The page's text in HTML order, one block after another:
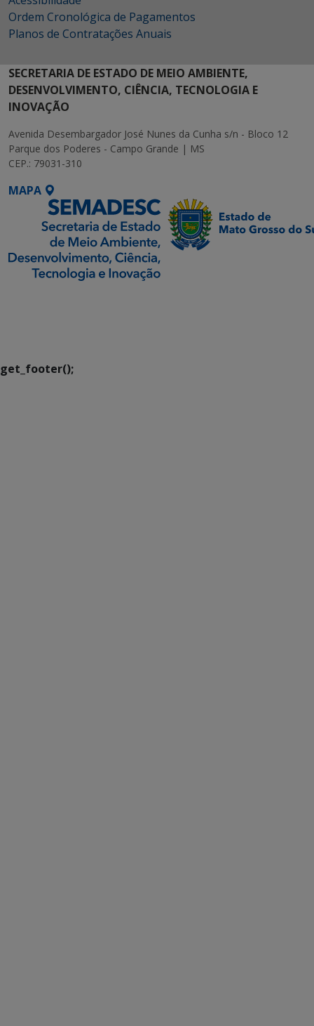
Ordem Cronológica de Pagamentos
Planos de Contratações Anuais
SECRETARIA DE ESTADO DE MEIO AMBIENTE,
DESENVOLVIMENTO, CIÊNCIA, TECNOLOGIA E
INOVAÇÃO
Avenida Desembargador José Nunes da Cunha s/n - Bloco 12
Parque dos Poderes - Campo Grande | MS
CEP.: 79031-310
MAPA
get_footer();